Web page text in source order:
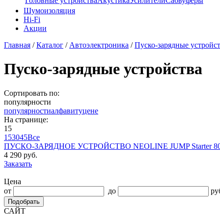
Шумоизоляция
Hi-Fi
Акции
Главная /Каталог / Автоэлектроника /Пуско-зарядные
Пуско-зарядные устройства
Сортировать по:
популярности
популярностиалфавитуцене
На странице:
15
153045Все
ПУСКО-ЗАРЯДНОЕ УСТРОЙСТВО NEOLINE JUMP Starter
4 290 руб.
Заказать
Цена
от
до
Подобрать
САЙТ